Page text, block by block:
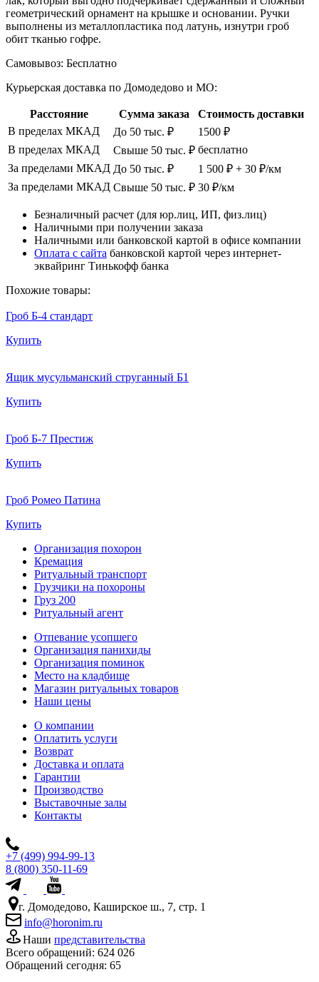
геометрический орнамент на крышке и основании. Ручки
выполнены из металлопластика под латунь, изнутри гроб
обит тканью гофре.
Самовывоз: Бесплатно
Курьерская доставка по Домодедово и МО:
Расстояние Сумма заказа
Стоимость доставки
В пределах МКАД
До 50 тыс. ₽
1500 ₽
В пределах МКАД
Свыше 50 тыс. ₽ бесплатно
За пределами МКАД До 50 тыс. ₽
1 500 ₽ + 30 ₽/км
За пределами МКАД Свыше 50 тыс. ₽ 30 ₽/км
Безналичный расчет (для юр.лиц, ИП, физ.лиц)
Наличными при получении заказа
Наличными или банковской картой в офисе компании
Оплата с сайта банковской картой через интернет-
эквайринг Тинькофф банка
Похожие товары:
Гроб Б-4 стандарт
Купить
Ящик мусульманский струганный Б1
Купить
Гроб Б-7 Престиж
Купить
Гроб Ромео Патина
Купить
Организация похорон
Кремация
Ритуальный транспорт
Грузчики на похороны
Груз 200
Ритуальный агент
Отпевание усопшего
Организация панихиды
Организация поминок
Место на кладбище
Магазин ритуальных товаров
Наши цены
О компании
Оплатить услуги
Возврат
Доставка и оплата
Гарантии
Производство
Выставочные залы
Контакты
+7 (499) 994-99-13
8 (800) 350-11-69
г. Домодедово, Каширское ш., 7, стр. 1
info@horonim.ru
Наши представительства
Всего обращений: 624 026
Обращений сегодня: 65